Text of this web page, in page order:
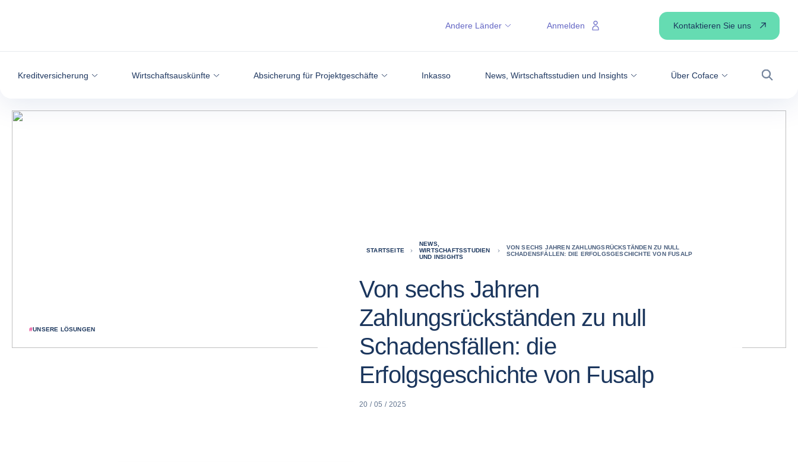
Kreditversicherung Wirtschaftsauskünfte Absicherung für Projektgeschäfte Inkasso News, Wirtschaftsstudien und Insights Über Coface
Suche
Andere Länder Anmelden Kontaktieren Sie uns
#UNSERE LÖSUNGEN
STARTSEITE
NEWS,
WIRTSCHAFTSSTUDIEN
UND INSIGHTS
VON SECHS JAHREN ZAHLUNGSRÜCKSTÄNDEN ZU NULL
SCHADENSFÄLLEN: DIE ERFOLGSGESCHICHTE VON FUSALP
Von sechs Jahren
Zahlungsrückständen zu null
Schadensfällen: die
Erfolgsgeschichte von Fusalp
20 / 05 / 2025